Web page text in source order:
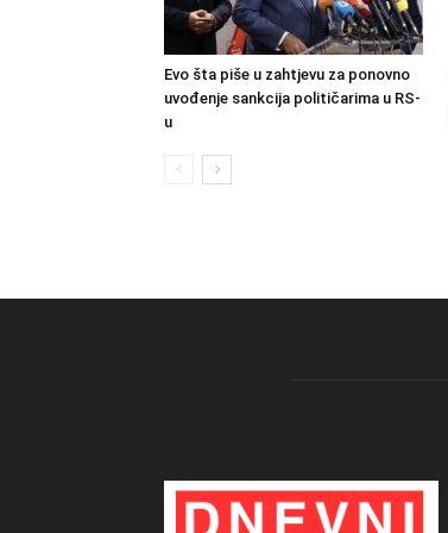
Evo šta piše u zahtjevu za ponovno
uvođenje sankcija političarima u RS-
u